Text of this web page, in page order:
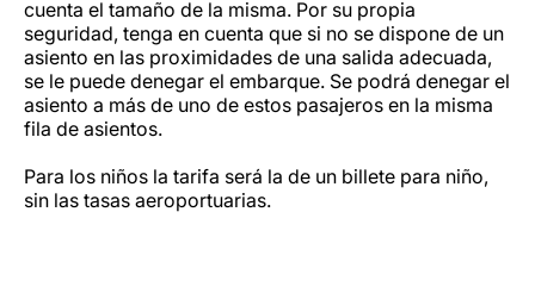
cuenta el tamaño de la misma. Por su propia
seguridad, tenga en cuenta que si no se dispone de un
asiento en las proximidades de una salida adecuada,
se le puede denegar el embarque. Se podrá denegar el
asiento a más de uno de estos pasajeros en la misma
fila de asientos.
Para los niños la tarifa será la de un billete para niño,
sin las tasas aeroportuarias.